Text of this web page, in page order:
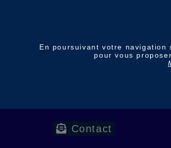
En poursuivant votre
pour vous
Contact